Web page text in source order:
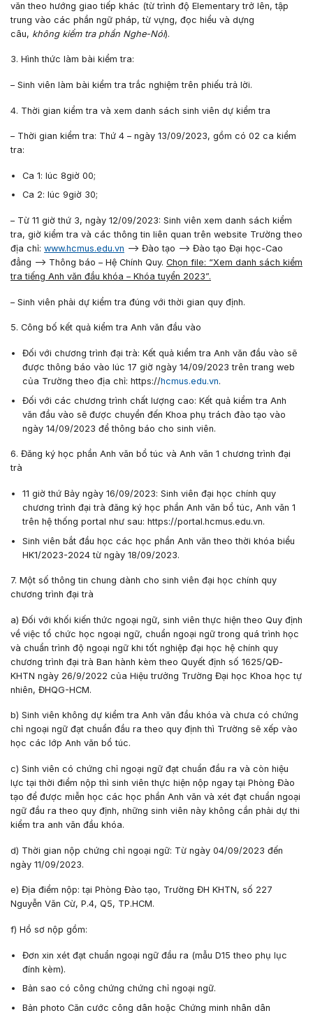
văn theo hướng giao tiếp khác (từ trình độ Elementary trở lên, tập
trung vào các phần ngữ pháp, từ vựng, đọc hiểu và dựng
câu, không kiểm tra phần Nghe-Nói).
3. Hình thức làm bài kiểm tra:
– Sinh viên làm bài kiểm tra trắc nghiệm trên phiếu trả lời.
4. Thời gian kiểm tra và xem danh sách sinh viên dự kiểm tra
– Thời gian kiểm tra: Thứ 4 – ngày 13/09/2023, gồm có 02 ca kiểm
tra:
Ca 1: lúc 8giờ 00;
Ca 2: lúc 9giờ 30;
– Từ 11 giờ thứ 3, ngày 12/09/2023: Sinh viên xem danh sách kiểm
tra, giờ kiểm tra và các thông tin liên quan trên website Trường theo
địa chỉ: www.hcmus.edu.vn --> Đào tạo --> Đào tạo Đại học-Cao
đẳng --> Thông báo – Hệ Chính Quy. Chọn file: “Xem danh sách kiểm
tra tiếng Anh văn đầu khóa – Khóa tuyển 2023”.
– Sinh viên phải dự kiểm tra đúng với thời gian quy định.
5. Công bố kết quả kiểm tra Anh văn đầu vào
Đối với chương trình đại trà: Kết quả kiểm tra Anh văn đầu vào sẽ
được thông báo vào lúc 17 giờngày 14/09/2023 trên trang web
của Trường theo địa chỉ: https://hcmus.edu.vn.
Đối với các chương trình chất lượng cao: Kết quả kiểm tra Anh
văn đầu vào sẽ được chuyển đến Khoa phụ trách đào tạo vào
ngày 14/09/2023 để thông báo cho sinh viên.
6. Đăng ký học phần Anh văn bổ túc và Anh văn 1 chương trình đại
trà
11 giờ thứ Bảyngày 16/09/2023: Sinh viên đại học chính quy
chương trình đại trà đăng ký học phần Anh văn bổ túc, Anh văn 1
trên hệ thống portal như sau: https://portal.hcmus.edu.vn.
Sinh viên bắt đầu học các học phần Anh văn theo thời khóa biểu
HK1/2023-2024 từ ngày18/09/2023.
7. Một số thông tin chung dành cho sinh viên đại học chính quy
chương trình đại trà
a) Đối với khối kiến thức ngoại ngữ, sinh viên thực hiện theo Quy định
về việc tổ chức học ngoại ngữ, chuẩn ngoại ngữ trong quá trình học
và chuẩn trình độ ngoại ngữ khi tốt nghiệp đại học hệ chính quy
chương trình đại trà Ban hành kèm theo Quyết định số 1625/QĐ-
KHTN ngày 26/9/2022 của Hiệu trưởng Trường Đại học Khoa học tự
nhiên, ĐHQG-HCM.
b) Sinh viên không dự kiểm tra Anh văn đầu khóa và chưa có chứng
chỉ ngoại ngữ đạt chuẩn đầu ra theo quy định thì Trường sẽ xếp vào
học các lớp Anh văn bổ túc.
c) Sinh viên có chứng chỉ ngoại ngữ đạt chuẩn đầu ra và còn hiệu
lực tại thời điểm nộp thì sinh viên thực hiện nộp ngay tại Phòng Đào
tạo để được miễn học các học phần Anh văn và xét đạt chuẩn ngoại
ngữ đầu ra theo quy định, những sinh viên này không cần phải dự thi
kiểm tra anh văn đầu khóa.
d) Thời gian nộp chứng chỉ ngoại ngữ: Từ ngày 04/09/2023 đến
ngày 11/09/2023.
e) Địa điểm nộp: tại Phòng Đào tạo, Trường ĐH KHTN, số 227
Nguyễn Văn Cừ, P.4, Q5, TP.HCM.
f) Hồ sơ nộp gồm:
Đơn xin xét đạt chuẩn ngoại ngữ đầu ra (mẫu D15 theo phụ lục
đính kèm).
Bản sao có công chứng chứng chỉ ngoại ngữ.
Bản photo Căn cước công dân hoặc Chứng minh nhân dân